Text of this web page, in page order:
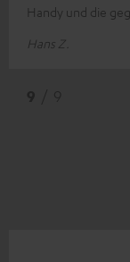
Handy und die geg
Hans Z.